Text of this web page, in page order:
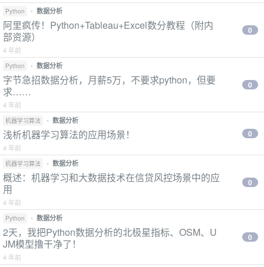
Python • 数据分析
阿里疯传！Python+Tableau+Excel数分教程（附内
部资源）
4 年前
0
Python • 数据分析
字节急招数据分析，月薪5万，不要求python，但要
求……
4 年前
0
机器学习算法 • 数据分析
浅析机器学习算法的应用场景！
4 年前
0
机器学习算法 • 数据分析
概述：机器学习和大数据技术在信贷风控场景中的应
用
4 年前
0
Python • 数据分析
2天，我把Python数据分析的北极星指标、OSM、U
JM模型撸干净了！
4 年前
0